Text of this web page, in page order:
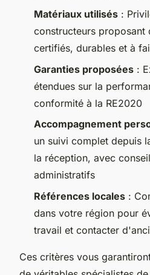
Matériaux utilisés :
constructeurs proposant
certifiés, durables et à
Garanties proposées :
étendues sur la
conformité à la RE2020
Accompagnement
un suivi complet depuis
la réception, avec
administratifs
Références locales :
dans votre région pour
travail et contacter
Ces critères vous